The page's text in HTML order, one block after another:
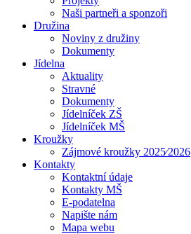
Naši partneři a sponzoři
Družina
Noviny z družiny
Dokumenty
Jídelna
Aktuality
Stravné
Dokumenty
Jídelníček ZŠ
Jídelníček MŠ
Kroužky
Zájmové kroužky 2025⁄2026
Kontakty
Kontaktní údaje
Kontakty MŠ
E-podatelna
Napište nám
Mapa webu